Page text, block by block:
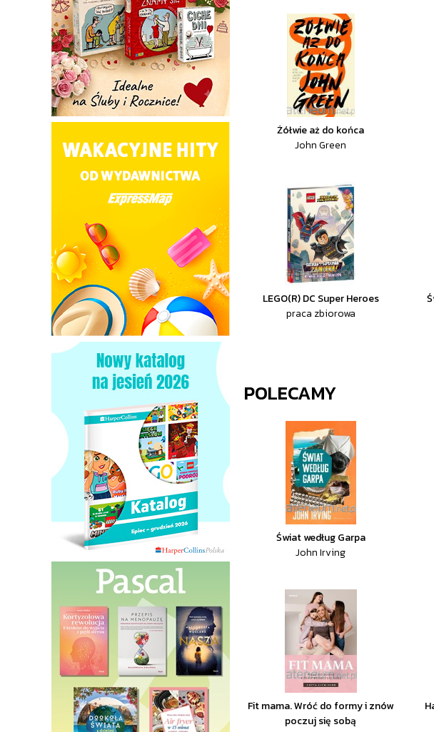
Żółwie aż do końca
John Green
LEGO(R) DC Super Heroes
praca zbiorowa
POLECAMY
Świat według Garpa
John Irving
Fit mama. Wróć do formy i znów
poczuj się sobą